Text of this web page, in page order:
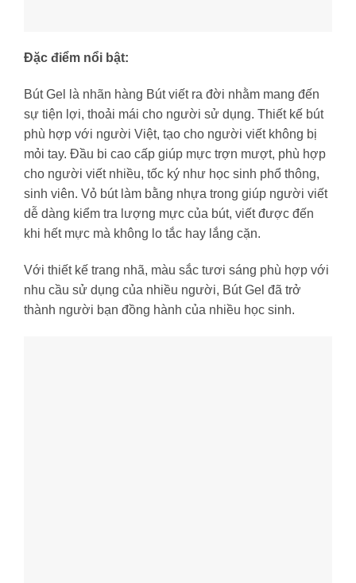
Đặc điểm nổi bật:
Bút Gel là nhãn hàng Bút viết ra đời nhằm mang đến
sự tiện lợi, thoải mái cho người sử dụng. Thiết kế bút
phù hợp với người Việt, tạo cho người viết không bị
mỏi tay. Đầu bi cao cấp giúp mực trợn mượt, phù hợp
cho người viết nhiều, tốc ký như học sinh phổ thông,
sinh viên. Vỏ bút làm bằng nhựa trong giúp người viết
dễ dàng kiểm tra lượng mực của bút, viết được đến
khi hết mực mà không lo tắc hay lắng cặn.
Với thiết kế trang nhã, màu sắc tươi sáng phù hợp với
nhu cầu sử dụng của nhiều người, Bút Gel đã trở
thành người bạn đồng hành của nhiều học sinh.